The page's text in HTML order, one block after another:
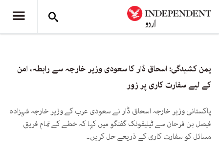
یمن کشیدگی: اسحاق ڈار کا سعودی وزیر خارجہ سے رابطہ، امن
کے لیے سفارت کاری پر زور
پاکستانی وزیر خارجہ اسحاق ڈار نے سعودی عرب کے وزیر خارجہ شہزادہ
فیصل بن فرحان سے ٹیلیفونک گفتگو میں کہا کہ خطے کے تمام فریق
مسائل کو سفارت کاری کے ذریعے حل کریں۔